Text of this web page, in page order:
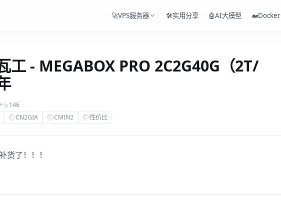
🚀VPS服务器 🛠️实用分享 🤖AI大模型 🐋Docker
工 - MEGABOX PRO 2C2G40G（2T/
·
146
CN2GIA CMIN2 性价比
货了！！！